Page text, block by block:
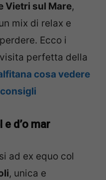
Vietri sul Mare,
mix di relax e
Ecco i
perfetta della
cosa vedere
e d’o mar
ad ex equo col
, unica e